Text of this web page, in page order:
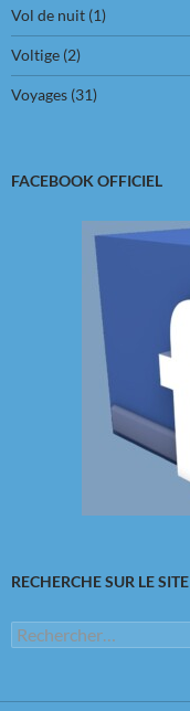
Vol de nuit (1)
Voltige (2)
Voyages (31)
FACEBOOK OFFICIEL
RECHERCHE SUR LE SITE
Rechercher :